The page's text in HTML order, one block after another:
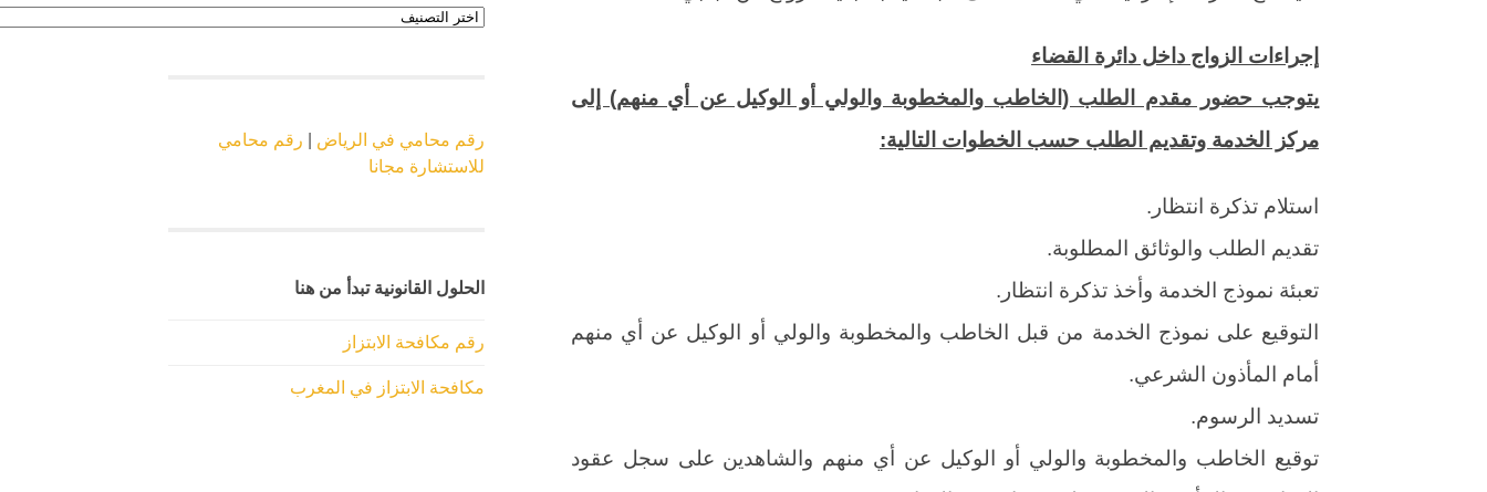
إجراءات الزواج داخل دائرة القضاء
يتوجب حضور مقدم الطلب (الخاطب والمخطوبة والولي أو الوكيل عن أي منهم) إلى
مركز الخدمة وتقديم الطلب حسب الخطوات التالية:
استلام تذكرة انتظار.
تقديم الطلب والوثائق المطلوبة.
تعبئة نموذج الخدمة وأخذ تذكرة انتظار.
التوقيع على نموذج الخدمة من قبل الخاطب والمخطوبة والولي أو الوكيل عن أي منهم
أمام المأذون الشرعي.
تسديد الرسوم.
توقيع الخاطب والمخطوبة والولي أو الوكيل عن أي منهم والشاهدين على سجل عقود
اقسام
الموقع
رقم محامي في الرياض
رقم محامي
للاستشارة مجانا
الحلول القانونية تبدأ من هنا
رقم مكافحة الابتزاز
مكافحة الابتزاز في المغرب